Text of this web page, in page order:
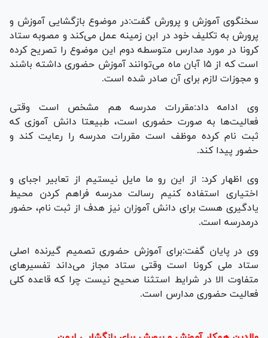
سخنگوی آموزش و پرورش گفت:در موضوع بازگشایی آموزش و
پرورش به تکلیف خود در ابن زمینه عمل می‌کند و مصوبه ستاد
کرونا در مورد مدارس متوسطه دوم این موضوع را تصریح کرده
است که از ۱۵ آبان ماه می‌توانند آموزش حضوری داشته باشند
و مجوزات لازم برای آن صادر شده است.
وی ادامه داد:مقررات مدرسه هم مشخص است وقتی
فعالیت‌ها به صورت حضوری است، طبیعتا دانش آموزی که
ثبت نام کرده موظف است مقررات مدرسه را رعایت کند و
حضور پیدا کند.
وی اظهار کرد: از این رو ما مایل نیستیم از تعابیر اجبای و
اختیاری استفاده کنیم رسالت مدرسه فراهم کردن محیط
یادگیری هست برای دانش آموزان نیز هدف از ثبت نام، حضور
درمدرسه است.
وی در پایان گفت:برای آموزش حضوری تصمیم گیرنده اصلی
ستاد ملی کرونا است وقتی ستاد مجاز می‌داند تفسیر‌های
متفاوت الا در شرایط استثنا صحیح نیست چرا که قاعده کلی
فعالیت حضوری مدارس است.